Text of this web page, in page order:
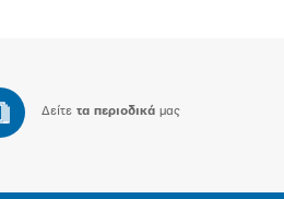
Δείτε τα περιοδικά μας